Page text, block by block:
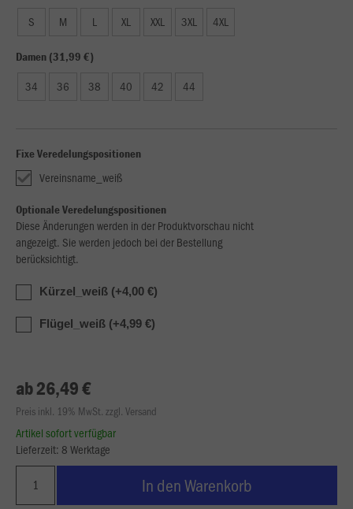
S M L XL XXL 3XL 4XL
Damen (31,99 €)
34 36 38 40 42 44
Fixe Veredelungspositionen
Vereinsname_weiß
Optionale Veredelungspositionen
Diese Änderungen werden in der Produktvorschau nicht
angezeigt. Sie werden jedoch bei der Bestellung
berücksichtigt.
Kürzel_weiß (+4,00 €)
Flügel_weiß (+4,99 €)
ab 26,49 €
Preis inkl. 19% MwSt. zzgl. Versand
Artikel sofort verfügbar
Lieferzeit: 8 Werktage
In den Warenkorb